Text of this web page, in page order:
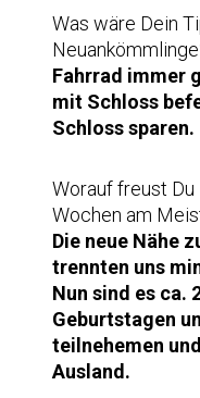
Was wäre Dein
Fahrrad immer
mit Schloss
Schloss sparen.
Worauf freust Du
Wochen am
Die neue Nähe
trennten uns
Nun sind es ca.
Geburtstagen
teilnehemen
Ausland.